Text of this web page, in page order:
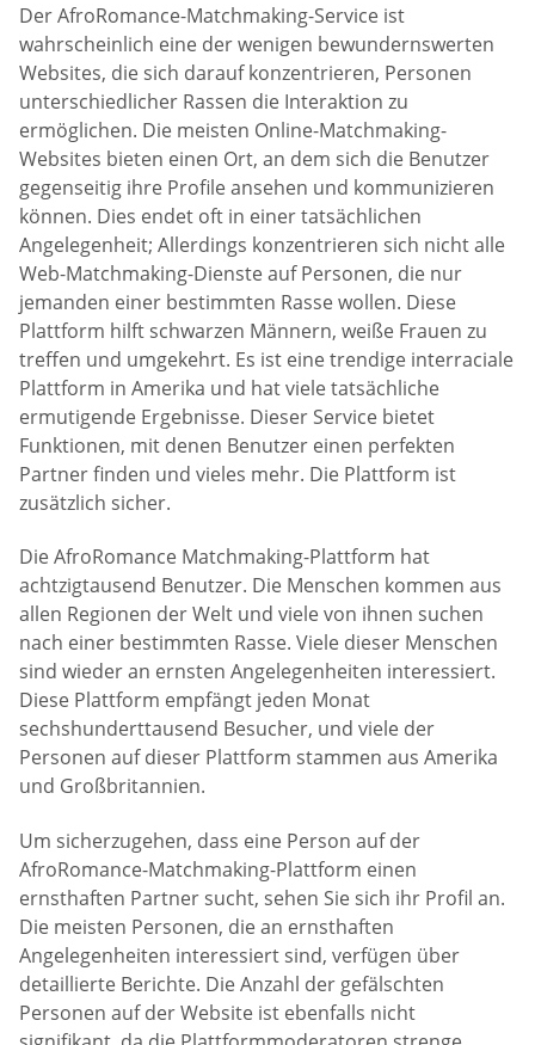
Der AfroRomance-Matchmaking-Service ist
wahrscheinlich eine der wenigen bewundernswerten
Websites, die sich darauf konzentrieren, Personen
unterschiedlicher Rassen die Interaktion zu
ermöglichen. Die meisten Online-Matchmaking-
Websites bieten einen Ort, an dem sich die Benutzer
gegenseitig ihre Profile ansehen und kommunizieren
können. Dies endet oft in einer tatsächlichen
Angelegenheit; Allerdings konzentrieren sich nicht alle
Web-Matchmaking-Dienste auf Personen, die nur
jemanden einer bestimmten Rasse wollen. Diese
Plattform hilft schwarzen Männern, weiße Frauen zu
treffen und umgekehrt. Es ist eine trendige interraciale
Plattform in Amerika und hat viele tatsächliche
ermutigende Ergebnisse. Dieser Service bietet
Funktionen, mit denen Benutzer einen perfekten
Partner finden und vieles mehr. Die Plattform ist
zusätzlich sicher.
Die AfroRomance Matchmaking-Plattform hat
achtzigtausend Benutzer. Die Menschen kommen aus
allen Regionen der Welt und viele von ihnen suchen
nach einer bestimmten Rasse. Viele dieser Menschen
sind wieder an ernsten Angelegenheiten interessiert.
Diese Plattform empfängt jeden Monat
sechshunderttausend Besucher, und viele der
Personen auf dieser Plattform stammen aus Amerika
und Großbritannien.
Um sicherzugehen, dass eine Person auf der
AfroRomance-Matchmaking-Plattform einen
ernsthaften Partner sucht, sehen Sie sich ihr Profil an.
Die meisten Personen, die an ernsthaften
Angelegenheiten interessiert sind, verfügen über
detaillierte Berichte. Die Anzahl der gefälschten
Personen auf der Website ist ebenfalls nicht